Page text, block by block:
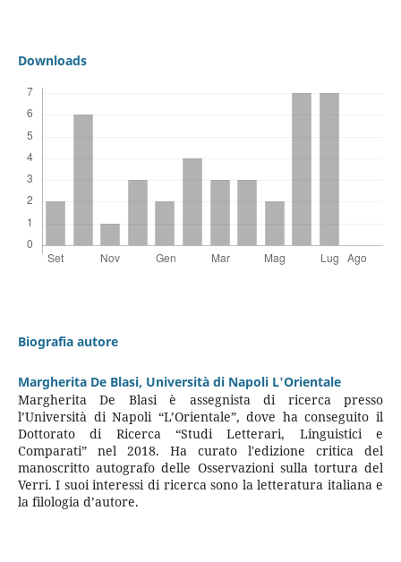
Downloads
Biografia autore
Margherita De Blasi, Università di Napoli L'Orientale
Margherita De Blasi è assegnista di ricerca presso
l’Università di Napoli “L’Orientale”, dove ha conseguito il
Dottorato di Ricerca “Studi Letterari, Linguistici e
Comparati” nel 2018. Ha curato l'edizione critica del
manoscritto autografo delle Osservazioni sulla tortura del
Verri. I suoi interessi di ricerca sono la letteratura italiana e
la filologia d’autore.